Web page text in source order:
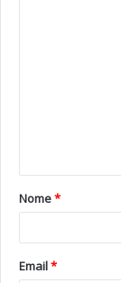
Nome*
Email*